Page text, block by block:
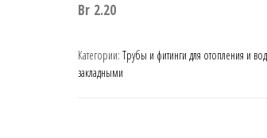
Br 2.20
Категории: Трубы и фитинги для отопления и
закладными